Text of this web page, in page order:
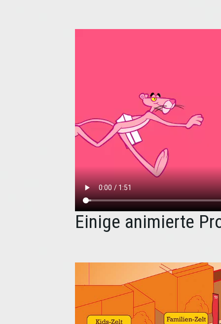
Einige animierte